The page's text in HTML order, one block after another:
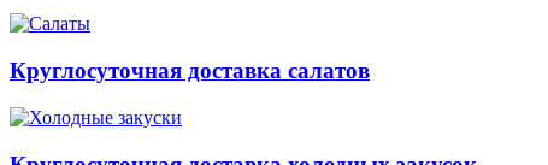
Круглосуточная доставка салатов